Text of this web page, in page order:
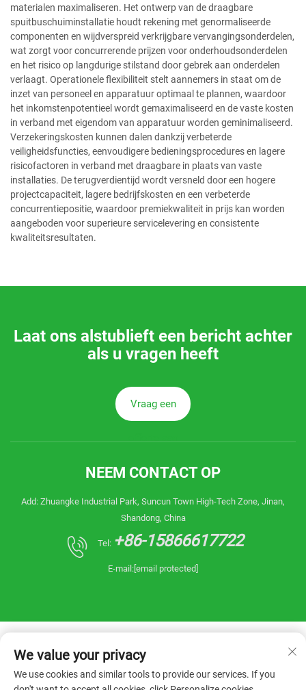
materialen maximaliseren. Het ontwerp van de draagbare
spuitbuschuiminstallatie houdt rekening met genormaliseerde
componenten en wijdverspreid verkrijgbare vervangingsonderdelen,
wat zorgt voor concurrerende prijzen voor onderhoudsonderdelen
en het risico op langdurige stilstand door gebrek aan onderdelen
verlaagt. Operationele flexibiliteit stelt aannemers in staat om de
inzet van personeel en apparatuur optimaal te plannen, waardoor
het inkomstenpotentieel wordt gemaximaliseerd en de vaste kosten
in verband met eigendom van apparatuur worden geminimaliseerd.
Verzekeringskosten kunnen dalen dankzij verbeterde
veiligheidsfuncties, eenvoudigere bedieningsprocedures en lagere
risicofactoren in verband met draagbare in plaats van vaste
installaties. De terugverdientijd wordt versneld door een hogere
projectcapaciteit, lagere bedrijfskosten en een verbeterde
concurrentiepositie, waardoor premiekwaliteit in prijs kan worden
aangeboden voor superieure servicelevering en consistente
kwaliteitsresultaten.
Laat ons alstublieft een bericht achter
als u vragen heeft
Vraag een
NEEM CONTACT OP
Add: Zhuangke Industrial Park, Suncun Town High-Tech Zone, Jinan,
Shandong, China
Tel: +86-15866617722
E-mail: [email protected]
We value your privacy
We use cookies and similar tools to provide our services. If you